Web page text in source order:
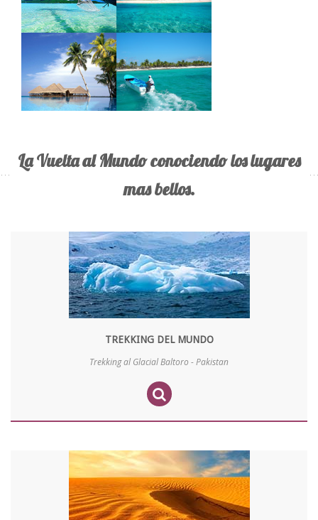
La Vuelta al Mundo conociendo los lugares
mas bellos.
TREKKING DEL MUNDO
Trekking al Glacial Baltoro - Pakistan